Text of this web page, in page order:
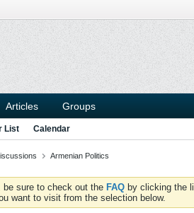
Articles Groups
List Calendar
Armenian Politics
sure to check out the FAQ by clicking the
want to visit from the selection below.